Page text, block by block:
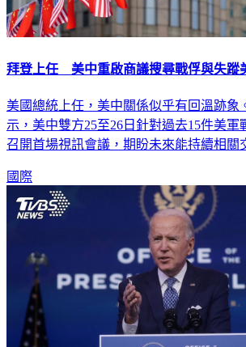
拜登上任 美中重啟商議搜尋戰俘與失蹤
美國總統上任，美中關係似乎有回溫跡象
示，美中雙方25至26日針對過去15件美
召開首場視訊會議，期盼未來能持續相關
國際